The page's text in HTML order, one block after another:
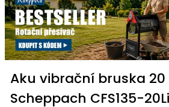
Aku vibrační bruska 20
Scheppach CFS135-20Li